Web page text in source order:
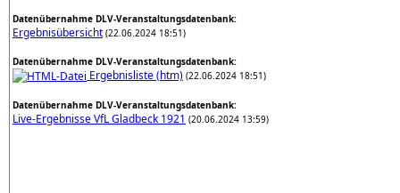
Datenübernahme DLV-Veranstaltungsdatenbank:
Ergebnisübersicht (22.06.2024 18:51)
Datenübernahme DLV-Veranstaltungsdatenbank:
Ergebnisliste (htm) (22.06.2024 18:51)
Datenübernahme DLV-Veranstaltungsdatenbank:
Live-Ergebnisse VfL Gladbeck 1921 (20.06.2024 13:59)